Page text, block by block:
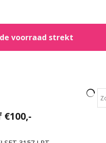
voorraad strekt